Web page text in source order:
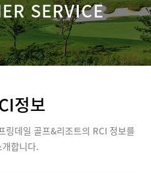
SERVICE
정보
링데일 골프&리조트의 RCI 정보를
개합니다.